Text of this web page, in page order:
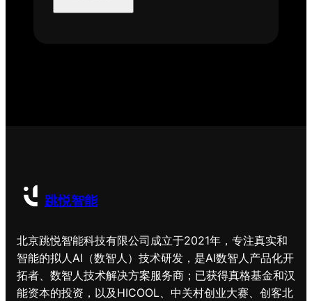
跳悦智能
北京跳悦智能科技有限公司成立于2021年，专注真实和
智能的拟人AI（数智人）技术研发，是AI数智人产品化开
拓者、数智人技术解决方案服务商；已获得真格基金和汉
能资本的投资，以及HICOOL、中关村创业大赛、创客北